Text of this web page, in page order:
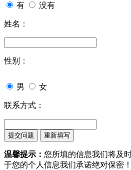
有 没有
姓名：
性别：
男 女
联系方式：
温馨提示： 您所填的信息我们将及
于您的个人信息我们承诺绝对保密